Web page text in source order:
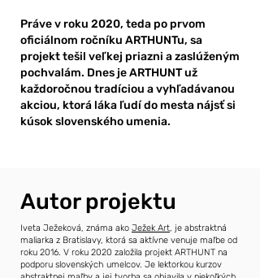
Práve v roku 2020, teda po prvom
oficiálnom ročníku ARTHUNTu, sa
projekt tešil veľkej priazni a zaslúženým
pochvalám. Dnes je ARTHUNT už
každoročnou tradíciou a vyhľadávanou
akciou, ktorá láka ľudí do mesta nájsť si
kúsok slovenského umenia.
Autor projektu
Iveta Ježeková, známa ako Ježek Art, je abstraktná
maliarka z Bratislavy, ktorá sa aktívne venuje maľbe od
roku 2016. V roku 2020 založila projekt ARTHUNT na
podporu slovenských umelcov. Je lektorkou kurzov